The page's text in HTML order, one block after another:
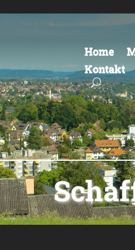
Home
Kontakt